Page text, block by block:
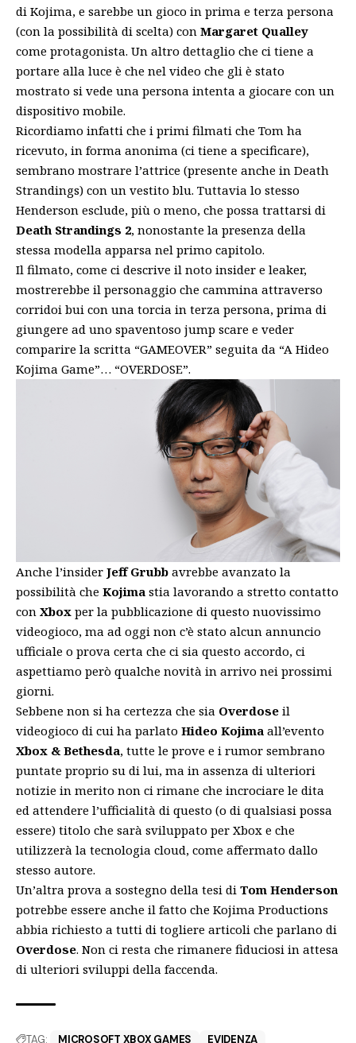
di Kojima, e sarebbe un gioco in prima e terza persona
(con la possibilità di scelta) con Margaret Qualley
come protagonista. Un altro dettaglio che ci tiene a
portare alla luce è che nel video che gli è stato
mostrato si vede una persona intenta a giocare con un
dispositivo mobile.
Ricordiamo infatti che i primi filmati che Tom ha
ricevuto, in forma anonima (ci tiene a specificare),
sembrano mostrare l’attrice (presente anche in Death
Strandings) con un vestito blu. Tuttavia lo stesso
Henderson esclude, più o meno, che possa trattarsi di
Death Strandings 2, nonostante la presenza della
stessa modella apparsa nel primo capitolo.
Il filmato, come ci descrive il noto insider e leaker,
mostrerebbe il personaggio che cammina attraverso
corridoi bui con una torcia in terza persona, prima di
giungere ad uno spaventoso jump scare e veder
comparire la scritta “GAMEOVER” seguita da “A Hideo
Kojima Game”… “OVERDOSE”.
Anche l’insider Jeff Grubb avrebbe avanzato la
possibilità che Kojima stia lavorando a stretto contatto
con Xbox per la pubblicazione di questo nuovissimo
videogioco, ma ad oggi non c’è stato alcun annuncio
ufficiale o prova certa che ci sia questo accordo, ci
aspettiamo però qualche novità in arrivo nei prossimi
giorni.
Sebbene non si ha certezza che sia Overdose il
videogioco di cui ha parlato Hideo Kojima all’evento
Xbox & Bethesda, tutte le prove e i rumor sembrano
puntate proprio su di lui, ma in assenza di ulteriori
notizie in merito non ci rimane che incrociare le dita
ed attendere l’ufficialità di questo (o di qualsiasi possa
essere) titolo che sarà sviluppato per Xbox e che
utilizzerà la tecnologia cloud, come affermato dallo
stesso autore.
Un’altra prova a sostegno della tesi di Tom Henderson
potrebbe essere anche il fatto che Kojima Productions
abbia richiesto a tutti di togliere articoli che parlano di
Overdose. Non ci resta che rimanere fiduciosi in attesa
di ulteriori sviluppi della faccenda.
TAG: MICROSOFT XBOX GAMES
EVIDENZA